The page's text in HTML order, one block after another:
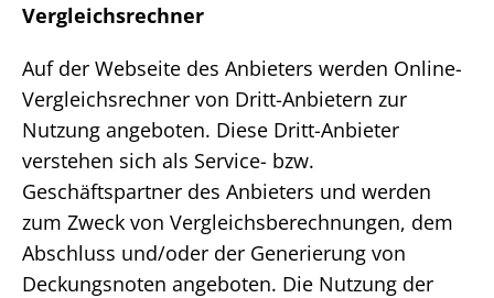
Vergleichsrechner
Auf der Webseite des Anbieters werden Online-
Vergleichsrechner von Dritt-Anbietern zur
Nutzung angeboten. Diese Dritt-Anbieter
verstehen sich als Service- bzw.
Geschäftspartner des Anbieters und werden
zum Zweck von Vergleichsberechnungen, dem
Abschluss und/oder der Generierung von
Deckungsnoten angeboten. Die Nutzung der